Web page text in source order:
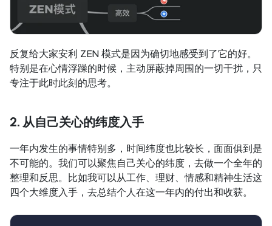
反复给大家安利 ZEN 模式是因为确切地感受到了它的好。
特别是在心情浮躁的时候，主动屏蔽掉周围的一切干扰，只
专注于此时此刻的思考。
2. 从自己关心的纬度入手
一年内发生的事情特别多，时间纬度也比较长，面面俱到是
不可能的。我们可以聚焦自己关心的纬度，去做一个全年的
整理和反思。比如我可以从工作、理财、情感和精神生活这
四个大维度入手，去总结个人在这一年内的付出和收获。